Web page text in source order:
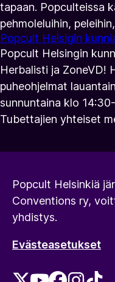
tapaan. Popculteissa
pehmoleluihin,
Popcult Helsigin
Popcult Helsingin
Herbalisti ja ZoneVD!
puheohjelmat
sunnuntaina klo
Tubettajien yhteiset
Popcult Helsinkiä
Conventions ry,
yhdistys.
Evästeasetukset